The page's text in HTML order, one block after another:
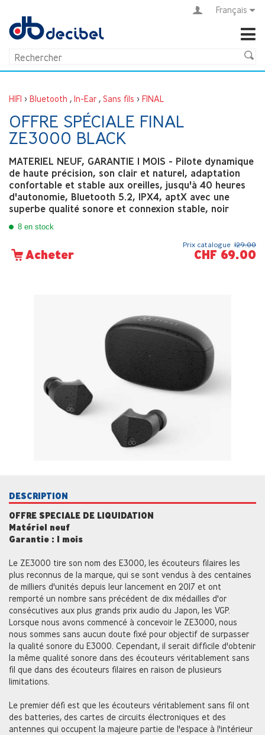
Français
HIFI > Bluetooth , In-Ear , Sans fils > FINAL
OFFRE SPÉCIALE FINAL
ZE3000 BLACK
MATERIEL NEUF, GARANTIE 1 MOIS - Pilote dynamique
de haute précision, son clair et naturel, adaptation
confortable et stable aux oreilles, jusqu'à 40 heures
d'autonomie, Bluetooth 5.2, IPX4, aptX avec une
superbe qualité sonore et connexion stable, noir
8 en stock
Acheter
Prix catalogue 129.00
CHF 69.00
DESCRIPTION
OFFRE SPECIALE DE LIQUIDATION
Matériel neuf
Garantie : 1 mois
Le ZE3000 tire son nom des E3000, les écouteurs filaires les
plus reconnus de la marque, qui se sont vendus à des centaines
de milliers d'unités depuis leur lancement en 2017 et ont
remporté un nombre sans précédent de dix médailles d'or
consécutives aux plus grands prix audio du Japon, les VGP.
Lorsque nous avons commencé à concevoir le ZE3000, nous
nous sommes sans aucun doute fixé pour objectif de surpasser
la qualité sonore du E3000. Cependant, il serait difficile d'obtenir
la même qualité sonore dans des écouteurs véritablement sans
fil que dans des écouteurs filaires en raison de plusieurs
limitations.
Le premier défi est que les écouteurs véritablement sans fil ont
des batteries, des cartes de circuits électroniques et des
antennes qui occupent la majeure partie de l'espace à l'intérieur